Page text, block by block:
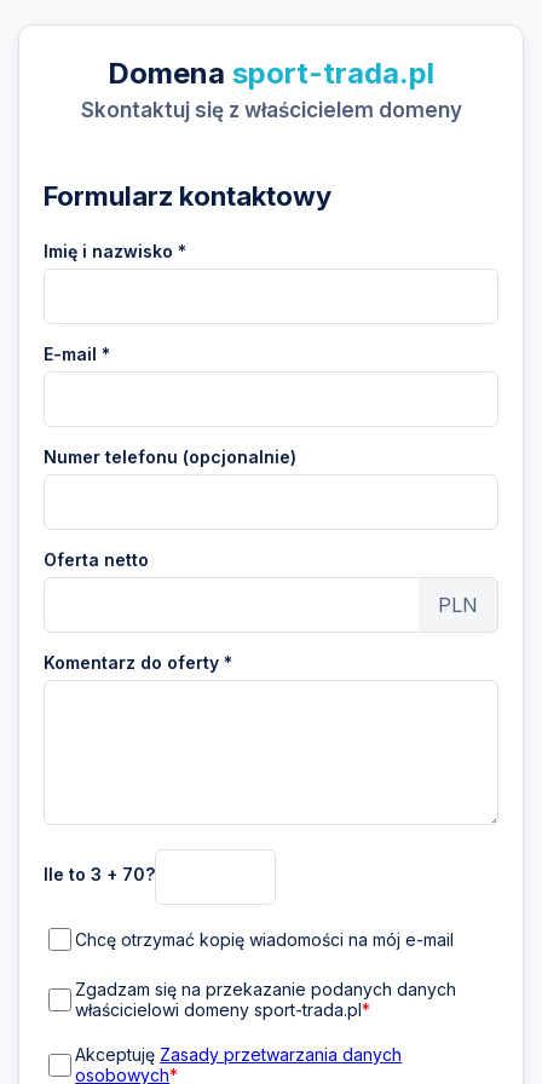
Domena sport-trada.pl
Skontaktuj się z właścicielem domeny
Formularz kontaktowy
Imię i nazwisko *
E-mail *
Numer telefonu (opcjonalnie)
Oferta netto
PLN
Komentarz do oferty *
Ile to 3 + 70?
Chcę otrzymać kopię wiadomości na mój e-mail
Zgadzam się na przekazanie podanych danych
właścicielowi domeny sport-trada.pl*
Akceptuję Zasady przetwarzania danych
osobowych*